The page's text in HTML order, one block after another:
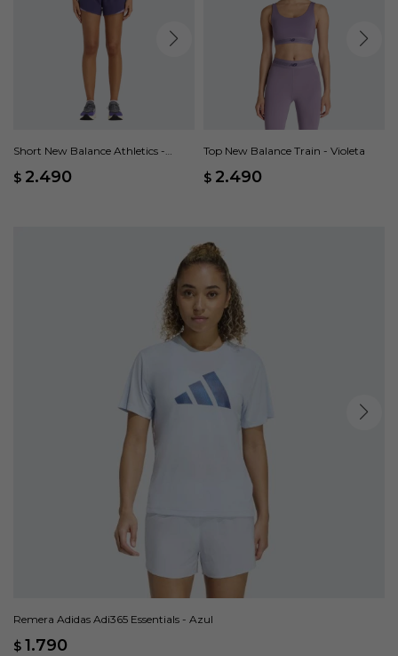
Short New Balance Athletics -
$ 2.490
Top New Balance Train - Violeta
$ 2.490
Remera Adidas Adi365 Essentials - Azul
$ 1.790